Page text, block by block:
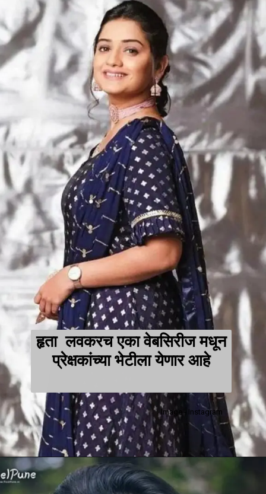
हृता लवकरच एका वेबसिरीज मधून
प्रेक्षकांच्या भेटीला येणार आहे
Image - Instagram